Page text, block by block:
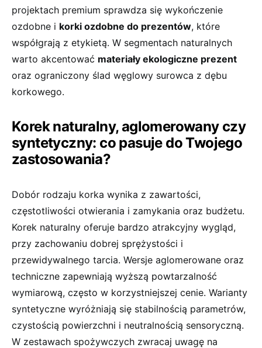
projektach premium sprawdza się wykończenie
ozdobne i korki ozdobne do prezentów, które
współgrają z etykietą. W segmentach naturalnych
warto akcentować materiały ekologiczne prezent
oraz ograniczony ślad węglowy surowca z dębu
korkowego.
Korek naturalny, aglomerowany czy
syntetyczny: co pasuje do Twojego
zastosowania?
Dobór rodzaju korka wynika z zawartości,
częstotliwości otwierania i zamykania oraz budżetu.
Korek naturalny oferuje bardzo atrakcyjny wygląd,
przy zachowaniu dobrej sprężystości i
przewidywalnego tarcia. Wersje aglomerowane oraz
techniczne zapewniają wyższą powtarzalność
wymiarową, często w korzystniejszej cenie. Warianty
syntetyczne wyróżniają się stabilnością parametrów,
czystością powierzchni i neutralnością sensoryczną.
W zestawach spożywczych zwracaj uwagę na